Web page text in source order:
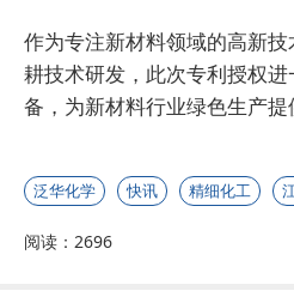
作为专注新材料领域的高新
耕技术研发，此次专利授权
备，为新材料行业绿色生产提
泛华化学 快讯 精细化工
阅读：2696